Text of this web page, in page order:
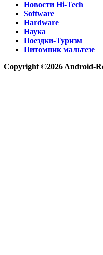
Новости Hi-Tech
Software
Hardware
Наука
Поездки-Туризм
Питомник мальтезе
Copyright ©2026 Android-